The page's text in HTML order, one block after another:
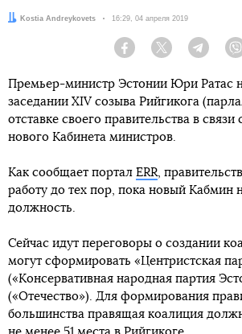
Автор:Kostia Andreykovets Дата:
16:29, 04 апреля 2019
Facebook Twitter
Премьер-министр Эстонии Юри Ратас
заседании XIV созыва Рийгикога
отставке своего правительства в
нового Кабинета министров.
Как сообщает портал ERR,
работу до тех пор, пока новый Кабмин
должность.
Сейчас идут переговоры о создании
могут сформировать «Центристская
(«Консервативная народная партия
(«Отечество»). Для формирования
большинства правящая коалиция